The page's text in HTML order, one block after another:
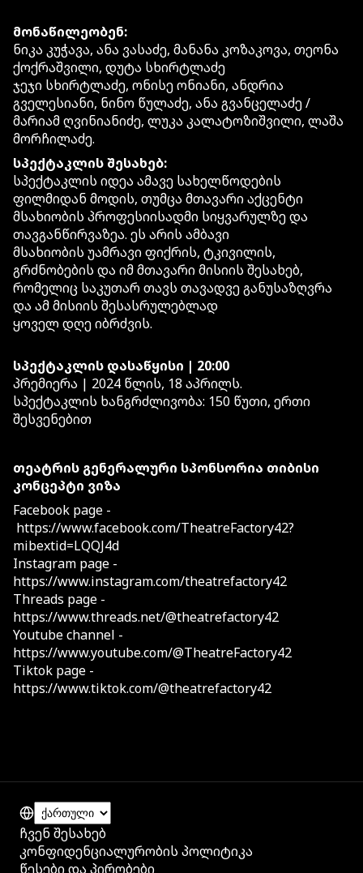
მონაწილეობენ:
ნიკა კუჭავა, ანა ვასაძე, მანანა კოზაკოვა, თეონა
ქოქრაშვილი, დუტა სხირტლაძე
ჯეჯი სხირტლაძე, ონისე ონიანი, ანდრია
გველესიანი, ნინო წულაძე, ანა გვანცელაძე /
მარიამ ღვინიანიძე, ლუკა კალატოზიშვილი, ლაშა
მორჩილაძე.
სპექტაკლის შესახებ:
სპექტაკლის იდეა ამავე სახელწოდების
ფილმიდან მოდის, თუმცა მთავარი აქცენტი
მსახიობის პროფესიისადმი სიყვარულზე და
თავგანწირვაზეა. ეს არის ამბავი
მსახიობის უამრავი ფიქრის, ტკივილის,
გრძნობების და იმ მთავარი მისიის შესახებ,
რომელიც საკუთარ თავს თავადვე განუსაზღვრა
და ამ მისიის შესასრულებლად
ყოველ დღე იბრძვის.
სპექტაკლის დასაწყისი | 20:00
პრემიერა | 2024 წლის, 18 აპრილს.
სპექტაკლის ხანგრძლივობა: 150 წუთი, ერთი
შესვენებით
თეატრის გენერალური სპონსორია თიბისი
კონცეპტი ვიზა
Facebook page -
https://www.facebook.com/TheatreFactory42?
mibextid=LQQJ4d
Instagram page -
https://www.instagram.com/theatrefactory42
Threads page -
https://www.threads.net/@theatrefactory42
Youtube channel -
https://www.youtube.com/@TheatreFactory42
Tiktok page -
https://www.tiktok.com/@theatrefactory42
ჩვენ შესახებ
კონფიდენციალურობის პოლიტიკა
წესები და პირობები